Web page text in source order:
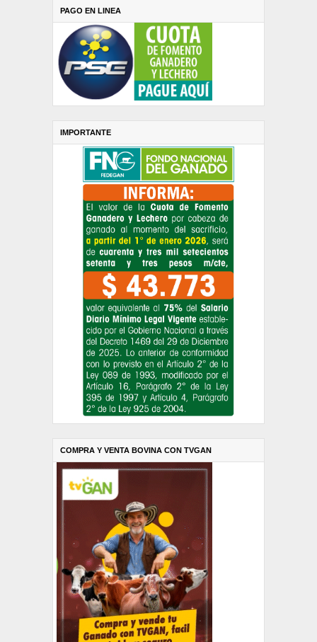
PAGO EN LINEA
IMPORTANTE
COMPRA Y VENTA BOVINA CON TVGAN